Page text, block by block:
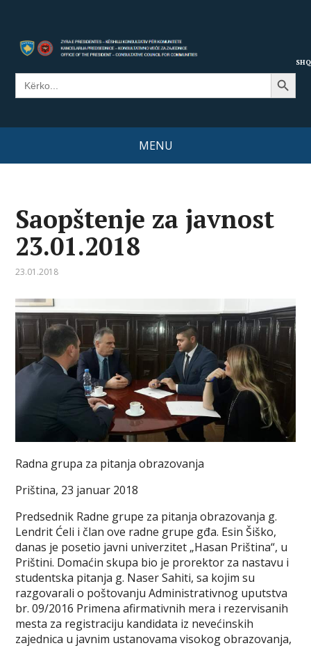
Search
for:
Search Button
MENU
Saopštenje za javnost
23.01.2018
23.01.2018
Radna grupa za pitanja obrazovanja
Priština, 23 januar 2018
Predsednik Radne grupe za pitanja obrazovanja g.
Lendrit Ćeli i član ove radne grupe gđa. Esin Šiško,
danas je posetio javni univerzitet „Hasan Priština“, u
Prištini. Domaćin skupa bio je prorektor za nastavu i
studentska pitanja g. Naser Sahiti, sa kojim su
razgovarali o poštovanju Administrativnog uputstva
br. 09/2016 Primena afirmativnih mera i rezervisanih
mesta za registraciju kandidata iz nevećinskih
zajednica u javnim ustanovama visokog obrazovanja,